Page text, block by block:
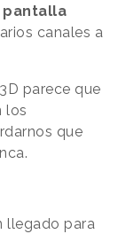
canales a
parece que
los
que
llegado para